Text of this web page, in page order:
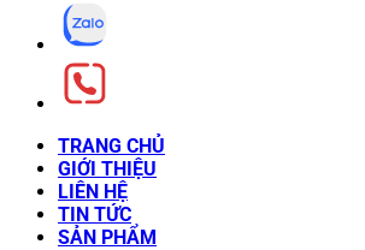
TRANG CHỦ
GIỚI THIỆU
LIÊN HỆ
TIN TỨC
SẢN PHẨM